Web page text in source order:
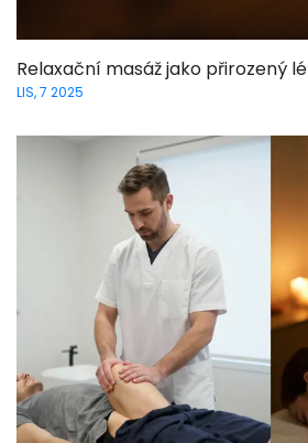
Relaxační masáž jako přirozený
LIS, 7 2025